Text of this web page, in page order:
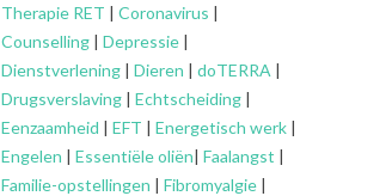
Therapie RET | Coronavirus |
Counselling | Depressie |
Dienstverlening | Dieren | doTERRA |
Drugsverslaving | Echtscheiding |
Eenzaamheid | EFT | Energetisch werk |
Engelen | Essentiële oliën| Faalangst |
Familie-opstellingen | Fibromyalgie |